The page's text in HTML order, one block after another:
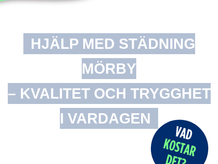
HJÄLP MED STÄDNING
MÖRBY
– KVALITET OCH TRYGGHET
I VARDAGEN